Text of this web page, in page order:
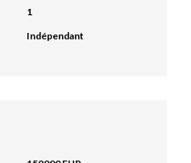
1
Indépendant